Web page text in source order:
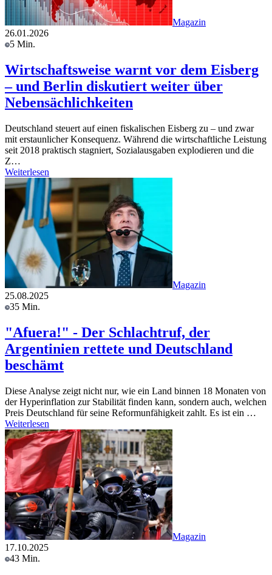
Magazin
26.01.2026
5 Min.
Wirtschaftsweise warnt vor dem Eisberg
– und Berlin diskutiert weiter über
Nebensächlichkeiten
Deutschland steuert auf einen fiskalischen Eisberg zu – und zwar
mit erstaunlicher Konsequenz. Während die wirtschaftliche Leistung
seit 2018 praktisch stagniert, Sozialausgaben explodieren und die
Z…
Weiterlesen
Magazin
25.08.2025
35 Min.
"Afuera!" - Der Schlachtruf, der
Argentinien rettete und Deutschland
beschämt
Diese Analyse zeigt nicht nur, wie ein Land binnen 18 Monaten von
der Hyperinflation zur Stabilität finden kann, sondern auch, welchen
Preis Deutschland für seine Reformunfähigkeit zahlt. Es ist ein …
Weiterlesen
Magazin
17.10.2025
43 Min.